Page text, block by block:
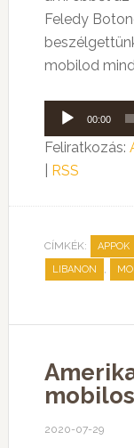
Feledy
mobilod
Audió
lejátszó
00:00
Feliratkozás:
RSS
CÍMKÉK: APPOK
LIBANON ,
2020-07-29